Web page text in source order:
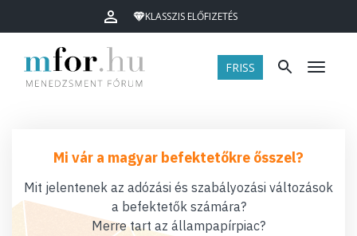
KLASSZIS ELŐFIZETÉS
FRISS Menü
Mi vár a magyar befektetőkre ősszel?
Mit jelentenek az adózási és szabályozási változások
a befektetők számára?
Merre tart az állampapírpiac?